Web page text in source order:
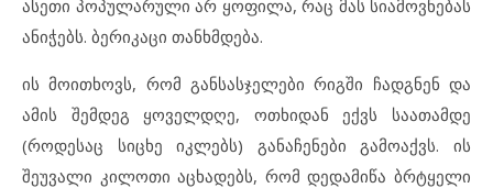
ასეთი პოპულარული არ ყოფილა, რაც მას სიამოვნებას
ანიჭებს. ბერიკაცი თანხმდება.
ის მოითხოვს, რომ განსასჯელები რიგში ჩადგნენ და
ამის შემდეგ ყოველდღე, ოთხიდან ექვს საათამდე
(როდესაც სიცხე იკლებს) განაჩენები გამოაქვს. ის
შეუვალი კილოთი აცხადებს, რომ დედამიწა ბრტყელი